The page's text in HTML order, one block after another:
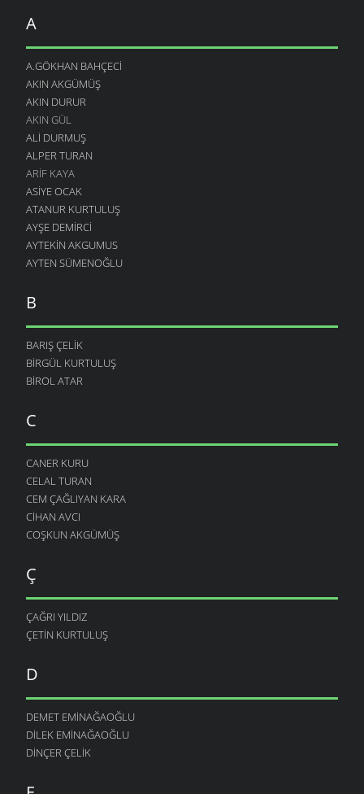
A
A.GÖKHAN BAHÇECI
AKIN AKGÜMÜŞ
AKIN DURUR
AKIN GÜL
ALI DURMUŞ
ALPER TURAN
ARIF KAYA
ASIYE OCAK
ATANUR KURTULUŞ
AYŞE DEMIRCI
AYTEKIN AKGUMUS
AYTEN SÜMENOĞLU
B
BARIŞ ÇELIK
BIRGÜL KURTULUŞ
BIROL ATAR
C
CANER KURU
CELAL TURAN
CEM ÇAĞLIYAN KARA
CIHAN AVCI
COŞKUN AKGÜMÜŞ
Ç
ÇAĞRI YILDIZ
ÇETIN KURTULUŞ
D
DEMET EMINAĞAOĞLU
DILEK EMINAĞAOĞLU
DINÇER ÇELIK